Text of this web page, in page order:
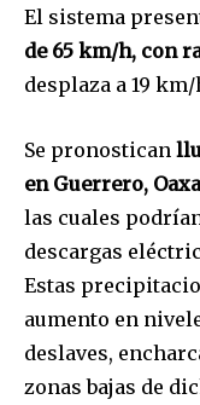
El sistema
de 65 km/h, con
desplaza a 19 km/
Se pronostican
en Guerrero,
las cuales
descargas
Estas
aumento en
deslaves,
zonas bajas de